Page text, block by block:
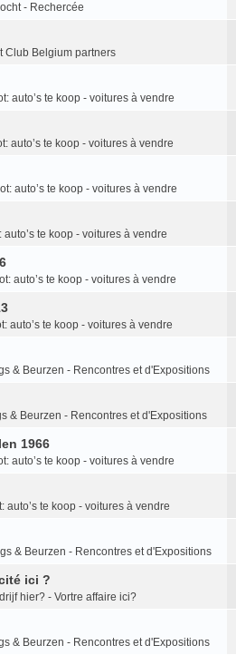
- Rechercée
Club Belgium partners
auto’s te koop - voitures à vendre
auto’s te koop - voitures à vendre
auto’s te koop - voitures à vendre
auto’s te koop - voitures à vendre
auto’s te koop - voitures à vendre
auto’s te koop - voitures à vendre
& Beurzen - Rencontres et d'Expositions
& Beurzen - Rencontres et d'Expositions
1966
auto’s te koop - voitures à vendre
auto’s te koop - voitures à vendre
& Beurzen - Rencontres et d'Expositions
ici ?
hier? - Vortre affaire ici?
& Beurzen - Rencontres et d'Expositions